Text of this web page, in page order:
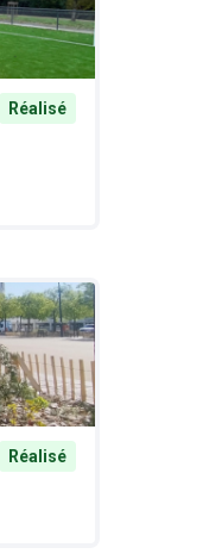
Réalisé
Réalisé